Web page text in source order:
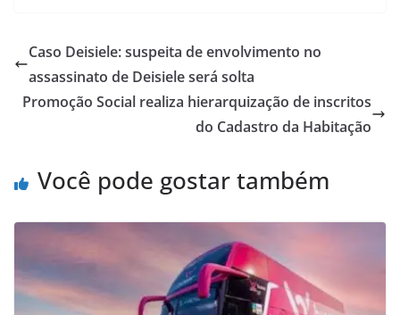
Caso Deisiele: suspeita de envolvimento no
assassinato de Deisiele será solta
Promoção Social realiza hierarquização de inscritos
do Cadastro da Habitação
Você pode gostar também